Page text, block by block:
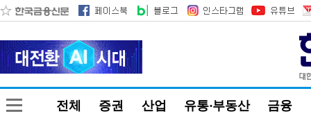
전체 증권 산업 유통·부동산 금융